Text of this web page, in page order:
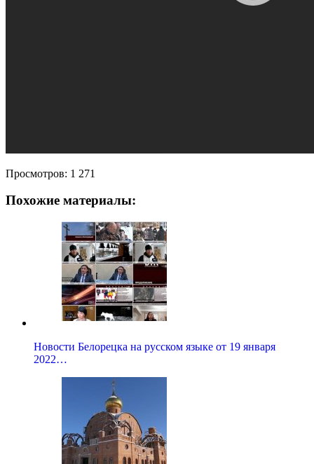
Просмотров: 1 271
Похожие материалы:
Новости Белорецка на русском языке от 19 января
2022…